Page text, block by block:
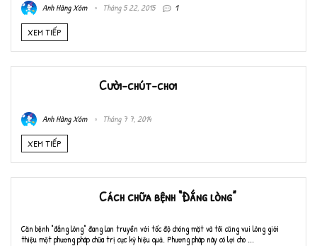
Anh Hàng Xóm
Tháng 5 22, 2015 1
XEM TIẾP
Cười-chút-chơi
Anh Hàng Xóm Tháng 7 7, 2014
XEM TIẾP
Cách chữa bệnh “Đắng lòng”
Căn bệnh "đắng lòng" đang lan truyền với tốc độ chóng mặt và tôi cũng vui lòng giới
thiệu một phương pháp chữa trị cực kỳ hiệu quả. Phương pháp này có lợi cho ...